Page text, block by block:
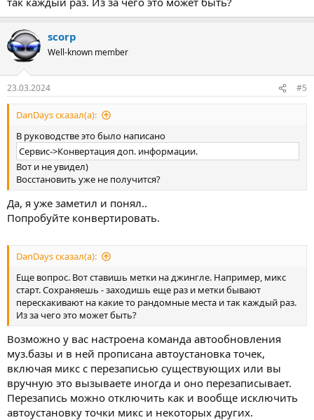
scorp
Well-known member
23.03.2024 #5
DanDays сказал(а):
В руководстве это было написано
Сервис->Конвертация доп. информации.​
Вот и не увидел)
Восстановить уже не получится?
Да, я уже заметил и понял..
Попробуйте конвертировать.
DanDays сказал(а):
Еще вопрос. Вот ставишь метки на джингле. Например, микс
старт. Сохраняешь - заходишь еще раз и метки бывают
перескакивают на какие то рандомные места и так каждый раз.
Из за чего это может быть?
Возможно у вас настроена команда автообновления
муз.базы и в ней прописана автоустановка точек,
включая микс с перезаписью существующих или вы
вручную это вызываете иногда и оно перезаписывает.
Перезапись можно отключить как и вообще исключить
автоустановку точки микс и некоторых других.